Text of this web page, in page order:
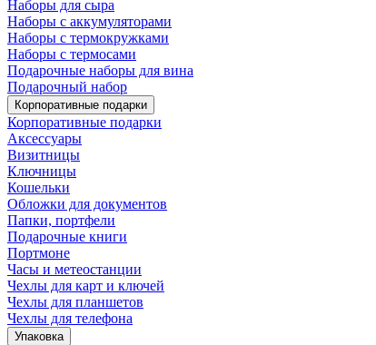
Наборы для сыра
Наборы с аккумуляторами
Наборы с термокружками
Наборы с термосами
Подарочные наборы для вина
Подарочный набор
Корпоративные подарки
Корпоративные подарки
Аксессуары
Визитницы
Ключницы
Кошельки
Обложки для документов
Папки, портфели
Подарочные книги
Портмоне
Часы и метеостанции
Чехлы для карт и ключей
Чехлы для планшетов
Чехлы для телефона
Упаковка